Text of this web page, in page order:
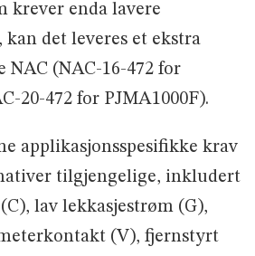
krever enda lavere
det leveres et ekstra
NAC (NAC-16-472 for
20-472 for PJMA1000F).
applikasjonsspesifikke krav
tilgjengelige, inkludert
lav lekkasjestrøm (G),
(V), fjernstyrt